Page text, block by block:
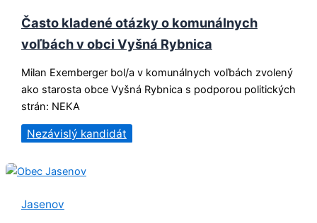
Často kladené otázky o komunálnych
voľbách v obci Vyšná Rybnica
Milan Exemberger bol/a v komunálnych voľbách zvolený
ako starosta obce Vyšná Rybnica s podporou politických
strán: NEKA
Nezávislý kandidát
Jasenov